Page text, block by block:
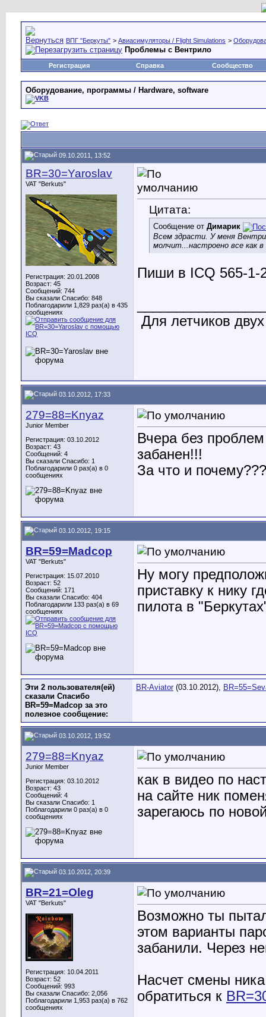
ВПГ "Беркуты" > Авиасимуляторы / Flight Simulations >
Проблемы с Вентрило
Регистрация Справка Сообщество
Оборудование, программы / Hardware, software
09.10.2011, 13:52
BR=30=Yaroslav
VAT "Berkuts"
Регистрация: 20.01.2008
Возраст: 45
Сообщений: 744
Вы сказали Спасибо: 848
Поблагодарили 1,829 раз(а) в 435
сообщениях
Цитата:
Сообщение от Димарик
Всем здрасти. У меня
молчит...настроено все как в
Пиши в ICQ 565-1-
Для летчиков
03.10.2012, 17:33
279=88=Knyaz
Junior Member
Регистрация: 03.10.2012
Возраст: 43
Сообщений: 4
Вы сказали Спасибо: 1
Поблагодарили 0 раз(а) в 0
сообщениях
Вчера без
забанен!!!
За что и
03.10.2012, 19:15
BR=59=Madcop
VAT "Berkuts"
Регистрация: 15.07.2010
Возраст: 52
Сообщений: 171
Вы сказали Спасибо: 404
Поблагодарили 133 раз(а) в 69
сообщениях
Ну могу
приставку к нику
пилота в
Эти 2 пользователя(ей)
сказали Спасибо
BR=59=Madcop за это
полезное сообщение:
BR-Aviator (03.10.2012),
03.10.2012, 19:52
279=88=Knyaz
Junior Member
Регистрация: 03.10.2012
Возраст: 43
Сообщений: 4
Вы сказали Спасибо: 1
Поблагодарили 0 раз(а) в 0
сообщениях
как в видео по
на сайте ник
зарегаюсь по
03.10.2012, 20:39
BR=21=Oleg
VAT "Berkuts"
Регистрация: 10.04.2011
Возраст: 52
Сообщений: 993
Вы сказали Спасибо: 2,056
Поблагодарили 1,953 раз(а) в 762
сообщениях
Возможно ты
этом варианты
забанили. Через
Насчет смены
обратиться к